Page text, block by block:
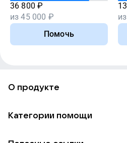
36 800 ₽
из45 000 ₽
Помочь
из
О продукте
Использование материалов
Категории помощи